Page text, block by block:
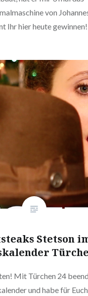
von
Ihr hier heute gewinnen!
Stetson
Mit Türchen 24
und habe für